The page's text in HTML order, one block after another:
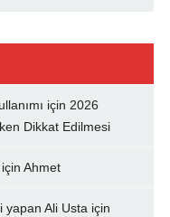
için 2026
Dikkat Edilmesi
için Ahmet
yapan Ali Usta için